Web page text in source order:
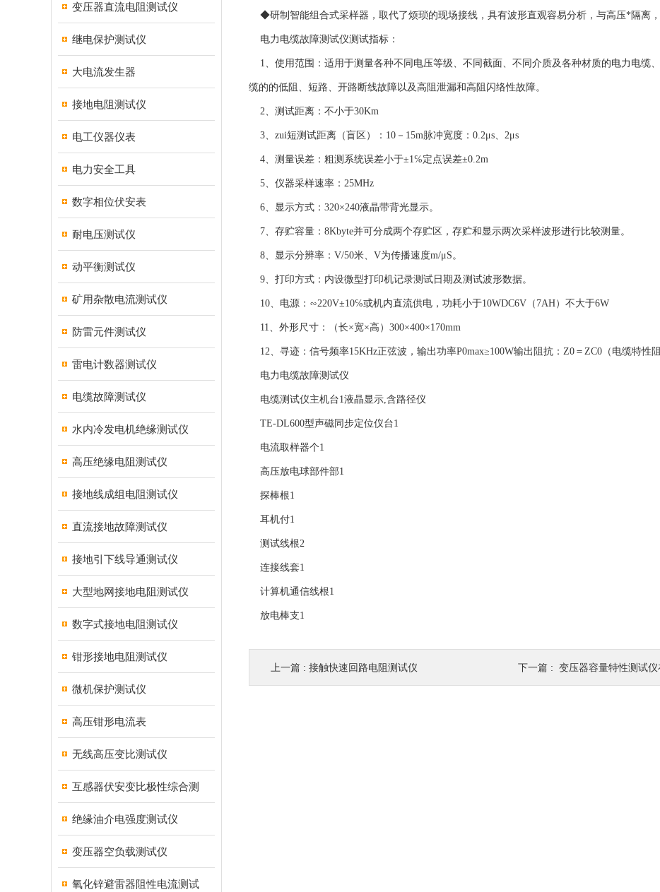
变压器直流电阻测试仪
继电保护测试仪
大电流发生器
接地电阻测试仪
电工仪器仪表
电力安全工具
数字相位伏安表
耐电压测试仪
动平衡测试仪
矿用杂散电流测试仪
防雷元件测试仪
雷电计数器测试仪
电缆故障测试仪
水内冷发电机绝缘测试仪
高压绝缘电阻测试仪
接地线成组电阻测试仪
直流接地故障测试仪
接地引下线导通测试仪
大型地网接地电阻测试仪
数字式接地电阻测试仪
钳形接地电阻测试仪
微机保护测试仪
高压钳形电流表
无线高压变比测试仪
互感器伏安变比极性综合测
绝缘油介电强度测试仪
变压器空负载测试仪
氧化锌避雷器阻性电流测试
◆研制智能组合式采样器，取代了烦琐的现场接线，具有波形直观容易分析，与高压*隔离，
电力电缆故障测试仪测试指标：
1、使用范围：适用于测量各种不同电压等级、不同截面、不同介质及各种材质的电力电缆
缆的的低阻、短路、开路断线故障以及高阻泄漏和高阻闪络性故障。
2、测试距离：不小于30Km
3、zui短测试距离（盲区）：10－15m脉冲宽度：0.2μs、2μs
4、测量误差：粗测系统误差小于±1℅定点误差±0.2m
5、仪器采样速率：25MHz
6、显示方式：320×240液晶带背光显示。
7、存贮容量：8Kbyte并可分成两个存贮区，存贮和显示两次采样波形进行比较测量。
8、显示分辨率：V/50米、V为传播速度m/μS。
9、打印方式：内设微型打印机记录测试日期及测试波形数据。
10、电源：∽220V±10℅或机内直流供电，功耗小于10WDC6V（7AH）不大于6W
11、外形尺寸：（长×宽×高）300×400×170mm
12、寻迹：信号频率15KHz正弦波，输出功率P0max≥100W输出阻抗：Z0＝ZC0（电缆特性
电力电缆故障测试仪
电缆测试仪主机台1液晶显示,含路径仪
TE-DL600型声磁同步定位仪台1
电流取样器个1
高压放电球部件部1
探棒根1
耳机付1
测试线根2
连接线套1
计算机通信线根1
放电棒支1
上一篇 : 接触快速回路电阻测试仪 下一篇 : 变压器容量特性测试仪在